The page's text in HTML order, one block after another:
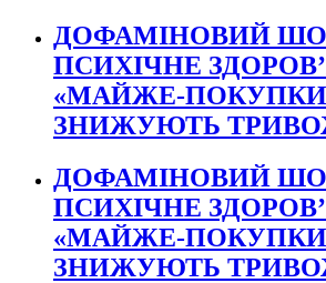
ДОФАМІНОВИЙ
ПСИХІЧНЕ
«МАЙЖЕ-
ЗНИЖУЮТЬ
ДОФАМІНОВИЙ
ПСИХІЧНЕ
«МАЙЖЕ-
ЗНИЖУЮТЬ